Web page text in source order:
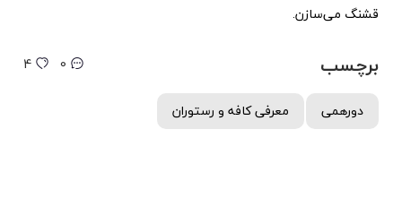
قشنگ می‌سازن.
0
4 برچسب
دورهمی معرفی کافه و رستوران